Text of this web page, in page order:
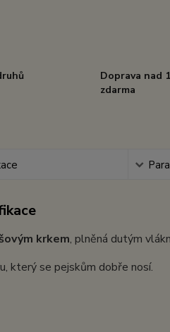
Doprava nad
zdarma
krkem, plněná dutým
který se pejskům dobře nosí.